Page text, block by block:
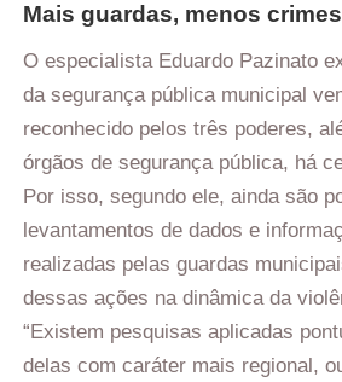
Mais guardas, menos crimes
O especialista Eduardo Pazinato
da segurança pública municipal
reconhecido pelos três poderes,
órgãos de segurança pública, há
Por isso, segundo ele, ainda são
levantamentos de dados e
realizadas pelas guardas
dessas ações na dinâmica da
“Existem pesquisas aplicadas
delas com caráter mais regional,